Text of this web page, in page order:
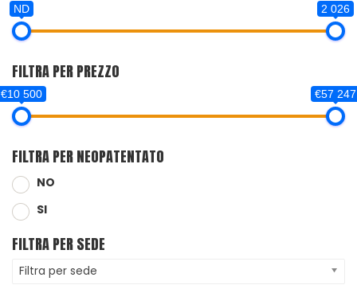
ND 2 026
FILTRA PER PREZZO
€10 500 €57 247
FILTRA PER NEOPATENTATO
NO
SI
FILTRA PER SEDE
Filtra per sede